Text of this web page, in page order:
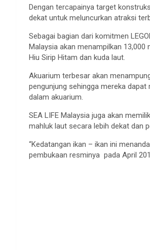
Dengan tercapainya target
dekat untuk meluncurkan atraksi
Sebagai bagian dari komitmen
Malaysia akan menampilkan
Hiu Sirip Hitam dan kuda laut.
Akuarium terbesar akan
pengunjung sehingga mereka
dalam akuarium.
SEA LIFE Malaysia juga akan
mahluk laut secara lebih dekat dan
“Kedatangan ikan – ikan ini
pembukaan resminya pada April